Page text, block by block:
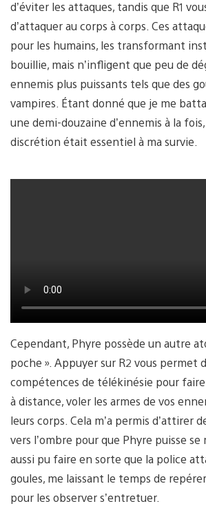
d’éviter les attaques, tandis que R1
d’attaquer au corps à corps. Ces
pour les humains, les transformant
bouillie, mais n’infligent que peu de
ennemis plus puissants tels que des
vampires. Étant donné que je me
une demi-douzaine d’ennemis à la
discrétion était essentiel à ma survie.
Cependant, Phyre possède un autre
poche ». Appuyer sur R2 vous permet
compétences de télékinésie pour
à distance, voler les armes de vos
leurs corps. Cela m’a permis d’attirer
vers l’ombre pour que Phyre puisse se
aussi pu faire en sorte que la police
goules, me laissant le temps de
pour les observer s’entretuer.